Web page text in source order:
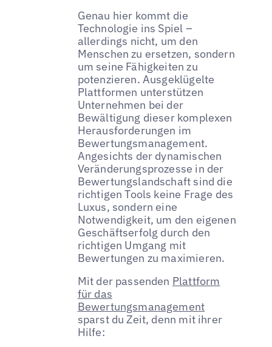
Genau hier kommt die
Technologie ins Spiel –
allerdings nicht, um den
Menschen zu ersetzen, sondern
um seine Fähigkeiten zu
potenzieren. Ausgeklügelte
Plattformen unterstützen
Unternehmen bei der
Bewältigung dieser komplexen
Herausforderungen im
Bewertungsmanagement.
Angesichts der dynamischen
Veränderungsprozesse in der
Bewertungslandschaft sind die
richtigen Tools keine Frage des
Luxus, sondern eine
Notwendigkeit, um den eigenen
Geschäftserfolg durch den
richtigen Umgang mit
Bewertungen zu maximieren.
Mit der passenden Plattform
für das
Bewertungsmanagement
sparst du Zeit, denn mit ihrer
Hilfe: